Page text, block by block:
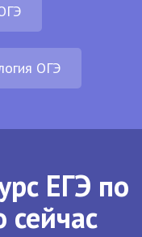
ОГЭ
ЕГЭ по